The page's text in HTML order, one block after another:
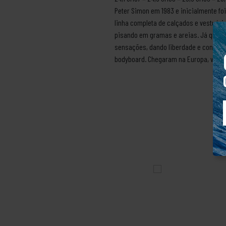
Peter Simon em 1983 e inicialmente
linha completa de calçados e
pisando em gramas e areias. Já que
sensações, dando liberdade e
bodyboard. Chegaram na Europa,